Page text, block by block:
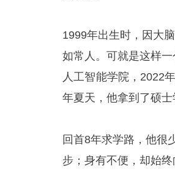
1999年出生时，因大
如常人。可就是这样
人工智能学院，2022
年夏天，他拿到了硕士
回首8年求学路，他很
步；身有不便，却始终